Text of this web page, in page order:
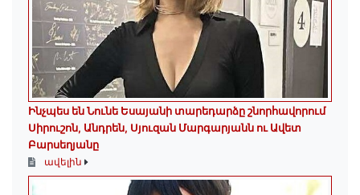
Ինչպես են Նունե Եսայանի տարեդարձը շնորհավորում
Սիրուշոն, Անդրեն, Սյուզան Մարգարյանն ու Ավետ
Բարսեղյանը
ավելին